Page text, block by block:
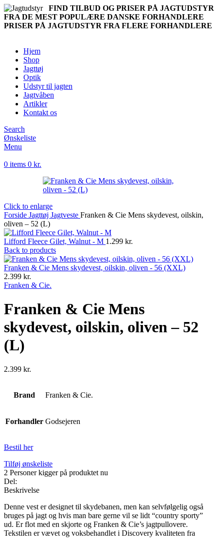
FIND TILBUD OG PRISER PÅ JAGTUDSTYR
FRA DE MEST POPULÆRE DANSKE FORHANDLERE
PRISER PÅ JAGTUDSTYR FRA FLERE FORHANDLERE
Hjem
Shop
Jagttøj
Optik
Udstyr til jagten
Jagtvåben
Artikler
Kontakt os
Search
Ønskeliste
Menu
0 items 0 kr.
Click to enlarge
Forside Jagttøj Jagtveste Franken & Cie Mens skydevest, oilskin,
oliven – 52 (L)
Lifford Fleece Gilet, Walnut - M 1.299 kr.
Back to products
Franken & Cie Mens skydevest, oilskin, oliven - 56 (XXL)
2.399 kr.
Franken & Cie.
Franken & Cie Mens
skydevest, oilskin, oliven – 52
(L)
2.399 kr.
Brand Franken & Cie.
Forhandler Godsejeren
Bestil her
Tilføj ønskeliste
2 Personer kigger på produktet nu
Del:
Beskrivelse
Denne vest er designet til skydebanen, men kan selvfølgelig også
bruges på jagt og hvis man bare gerne vil se lidt “country sporty”
ud. Er flot med en skjorte og Franken & Cie’s jagtpullovere.
Tekstilen er vævet og voksbehandlet i Discovery kvaliteten fra